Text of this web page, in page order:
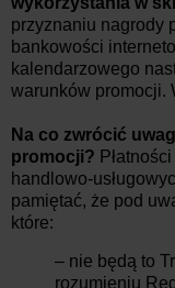
przyznaniu nagrody
bankowości
kalendarzowego
warunków promocji.
Na co zwrócić
promocji?
handlowo-
pamiętać, że pod
które:
– nie będą to
rozumieniu